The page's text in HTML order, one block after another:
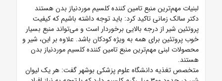
لبنیات مهم‌ترین منبع تامین کننده کلسیم موردنیاز بدن هستند
دکتر سالک زمانی تاکید کرد: باید توجه داشته باشیم که کیفیت
پروتئین شیر از درجه بالایی برخوردار است و می‌تواند منبع بسیار
خوب پروتئین برای همه به ویژه کودکان باشد. علاوه بر این، شیر و
محصولات لبنی مهم‌ترین منبع تامین کننده کلسیم موردنیاز بدن
هستند.
متخصص تغذیه دانشگاه علوم پزشکی بوشهر گفت: هر یک لیوان